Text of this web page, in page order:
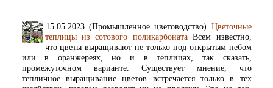
15.05.2023 (Промышленное цветоводство) Цветочные
теплицы из сотового поликарбонатаВсем известно,
что цветы выращивают не только под открытым небом
или в оранжереях, но и в теплицах, так сказать,
промежуточном варианте. Существует мнение, что
тепличное выращивание цветов встречается только в тех